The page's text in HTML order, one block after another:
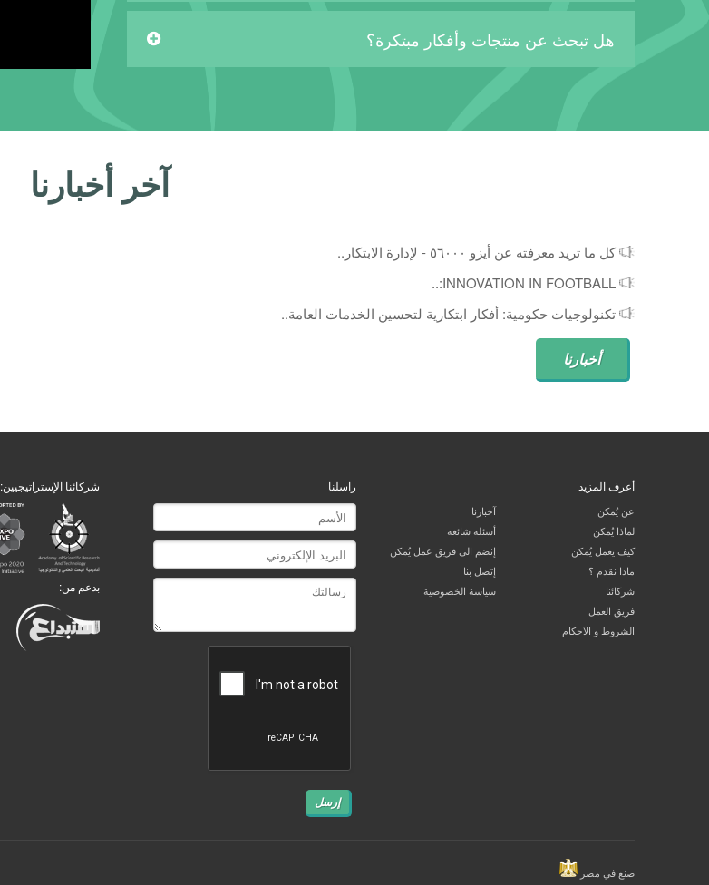
هل تبحث عن منتجات وأفكار مبتكرة؟
آخر أخبارنا
كل ما تريد معرفته عن أيزو ٥٦٠٠٠ - لإدارة الابتكار..
INNOVATION IN FOOTBALL:..
تكنولوجيات حكومية: أفكار ابتكارية لتحسين الخدمات العامة..
أخبارنا
أعرف المزيد
عن يُمكن
لماذا يُمكن
كيف يعمل يُمكن
ماذا نقدم ؟
شركائنا
فريق العمل
الشروط و الاحكام
آخبارنا
أسئلة شائعة
إنضم الى فريق عمل يُمكن
إتصل بنا
سياسة الخصوصية
راسلنا
إرسل
شركائنا الإستراتيجيين:
بدعم من:
صنع في مصر